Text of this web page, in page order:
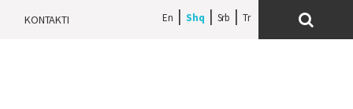
KONTAKTI En Shq Srb